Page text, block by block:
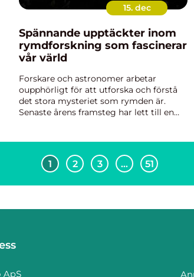
15. dec
Spännande upptäckter inom
rymdforskning som fascinerar
vår värld
Forskare och astronomer arbetar
oupphörligt för att utforska och förstå
det stora mysteriet som rymden är.
Senaste årens framsteg har lett till en
1 2 3 … 51